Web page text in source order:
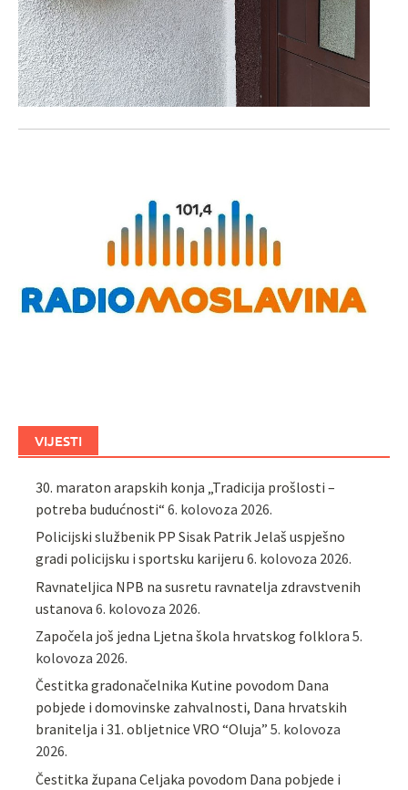
VIJESTI
30. maraton arapskih konja „Tradicija prošlosti –
potreba budućnosti“ 6. kolovoza 2026.
Policijski službenik PP Sisak Patrik Jelaš uspješno
gradi policijsku i sportsku karijeru 6. kolovoza 2026.
Ravnateljica NPB na susretu ravnatelja zdravstvenih
ustanova 6. kolovoza 2026.
Započela još jedna Ljetna škola hrvatskog folklora 5.
kolovoza 2026.
Čestitka gradonačelnika Kutine povodom Dana
pobjede i domovinske zahvalnosti, Dana hrvatskih
branitelja i 31. obljetnice VRO “Oluja” 5. kolovoza
2026.
Čestitka župana Celjaka povodom Dana pobjede i